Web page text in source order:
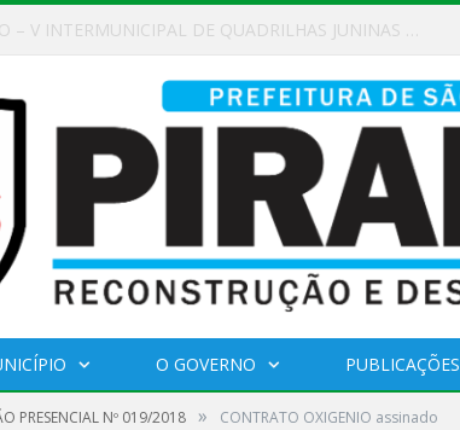
PÚBLICO Nº 02/2026
O GOVERNO PUBLICAÇÕES
PRESENCIAL Nº 019/2018 » CONTRATO OXIGENIO assinado